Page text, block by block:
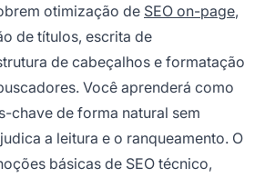
otimização de SEO on-page,
de títulos, escrita de
de cabeçalhos e formatação
Você aprenderá como
chave de forma natural sem
a leitura e o ranqueamento. O
básicas de SEO técnico,